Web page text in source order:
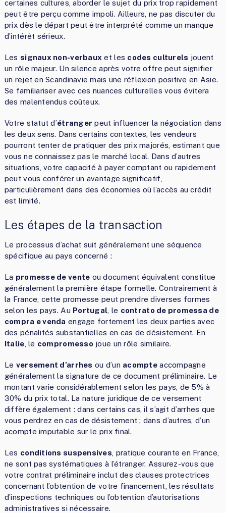
certaines cultures, aborder le sujet du prix trop rapidement
peut être perçu comme impoli. Ailleurs, ne pas discuter du
prix dès le départ peut être interprété comme un manque
d’intérêt sérieux.
Les signaux non-verbaux et les codes culturels jouent
un rôle majeur. Un silence après votre offre peut signifier
un rejet en Scandinavie mais une réflexion positive en Asie.
Se familiariser avec ces nuances culturelles vous évitera
des malentendus coûteux.
Votre statut d’étranger peut influencer la négociation dans
les deux sens. Dans certains contextes, les vendeurs
pourront tenter de pratiquer des prix majorés, estimant que
vous ne connaissez pas le marché local. Dans d’autres
situations, votre capacité à payer comptant ou rapidement
peut vous conférer un avantage significatif,
particulièrement dans des économies où l’accès au crédit
est limité.
Les étapes de la transaction
Le processus d’achat suit généralement une séquence
spécifique au pays concerné :
La promesse de vente ou document équivalent constitue
généralement la première étape formelle. Contrairement à
la France, cette promesse peut prendre diverses formes
selon les pays. Au Portugal , le contrato de promessa de
compra e venda engage fortement les deux parties avec
des pénalités substantielles en cas de désistement. En
Italie , le compromesso joue un rôle similaire.
Le versement d’arrhes ou d’un acompteaccompagne
généralement la signature de ce document préliminaire. Le
montant varie considérablement selon les pays, de 5% à
30% du prix total. La nature juridique de ce versement
diffère également : dans certains cas, il s’agit d’arrhes que
vous perdrez en cas de désistement ; dans d’autres, d’un
acompte imputable sur le prix final.
Les conditions suspensives , pratique courante en France,
ne sont pas systématiques à l’étranger. Assurez-vous que
votre contrat préliminaire inclut des clauses protectrices
concernant l’obtention de votre financement, les résultats
d’inspections techniques ou l’obtention d’autorisations
administratives si nécessaire.